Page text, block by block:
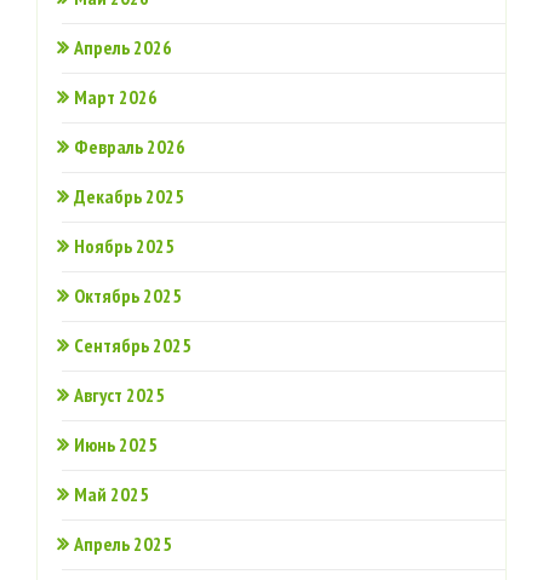
Апрель 2026
Март 2026
Февраль 2026
Декабрь 2025
Ноябрь 2025
Октябрь 2025
Сентябрь 2025
Август 2025
Июнь 2025
Май 2025
Апрель 2025